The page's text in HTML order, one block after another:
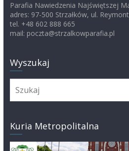
Parafia Nawiedzenia Najświętszej
adres: 97-500 Strzałków, ul.
tel. +48 602 888 665
mail: poczta@strzalkowparafia.pl
Wyszukaj
Kuria Metropolitalna